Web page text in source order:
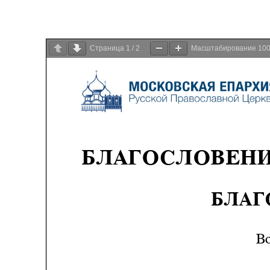
Страница 1 / 2 Масштабирование